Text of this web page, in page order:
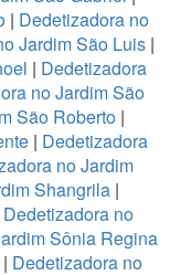
| Dedetizadora no
Jardim São Luis |
| Dedetizadora
no Jardim São
São Roberto|
| Dedetizadora
no Jardim
Shangrila|
Dedetizadora no
Sônia Regina
Dedetizadora no